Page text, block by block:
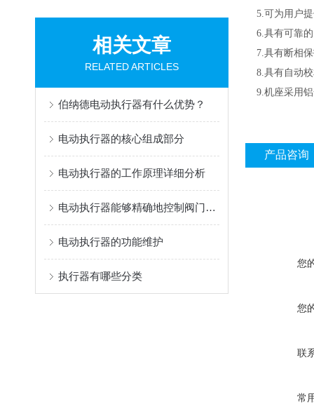
相关文章
RELATED ARTICLES
伯纳德电动执行器有什么优势？
电动执行器的核心组成部分
电动执行器的工作原理详细分析
电动执行器能够精确地控制阀门或挡板的开度
电动执行器的功能维护
执行器有哪些分类
5.可为用户提
6.具有可靠的
7.具有断相保
8.具有自动校
9.机座采用铝
产品咨询
您
您
联
常